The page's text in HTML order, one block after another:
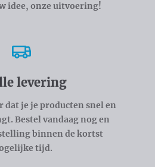
idee, onze uitvoering!
levering
dat je je producten snel en
Bestel vandaag nog en
binnen de kortst
tijd.